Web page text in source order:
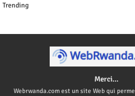
Trending
Merci...
Webrwanda.com est un site Web qui